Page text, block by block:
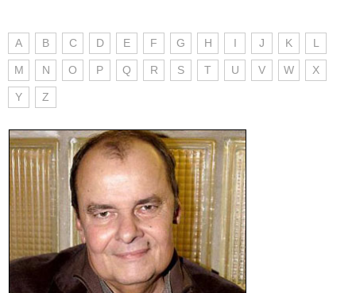
A B C D E F G H I J K L
M N O P Q R S T U V W X
Y Z